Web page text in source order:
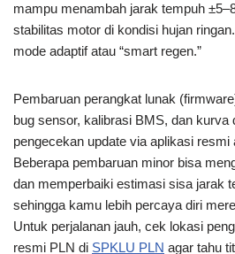
mampu menambah jarak tempuh
stabilitas motor di kondisi hujan
mode adaptif atau “smart regen.”
Pembaruan perangkat lunak
bug sensor, kalibrasi BMS, dan kurva
pengecekan update via aplikasi
Beberapa pembaruan minor bisa
dan memperbaiki estimasi sisa jarak
sehingga kamu lebih percaya diri
Untuk perjalanan jauh, cek lokasi
resmi PLN di SPKLU PLN agar tahu